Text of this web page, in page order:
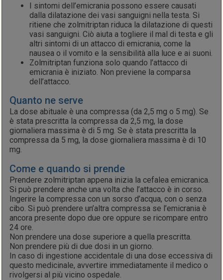
I sintomi dell’emicrania possono essere causati
dalla dilatazione dei vasi sanguigni nella testa. Si
ritiene che zolmitriptan riduca la dilatazione di questi
vasi sanguigni. Ciò aiuta a togliere il mal di testa e gli
altri sintomi di un attacco di emicrania, come la
nausea o il vomito e la sensibilità alla luce e ai suoni.
Zolmitriptan funziona solo quando l’attacco di
emicrania è iniziato. Non previene la comparsa
dell’attacco.
Quanto ne serve
La dose abituale è una compressa (da 2,5 mg o 5 mg). Se
è stata prescritta la compressa da 2,5 mg, la dose
giornaliera massima è di 5 mg. Se è stata prescritta la
compressa da 5 mg, la dose giornaliera massima è di 10
mg.
Come e quando si prende
Prendere zolmitriptan appena inizia la cefalea emicranica.
Si può prendere anche una volta che l’attacco è in corso.
Ingerire la compressa con un sorso d’acqua, con o senza
cibo. Si può prendere un’altra compressa se l’emicrania è
ancora presente dopo due ore oppure se ricompare entro
24 ore.
Non prendere una dose superiore a quella prescritta.
Non prendere più di due dosi in un giorno.
In caso di ingestione accidentale di una dose eccessiva di
questo medicinale, avvertire immediatamente il medico o
rivolgersi al più vicino ospedale.